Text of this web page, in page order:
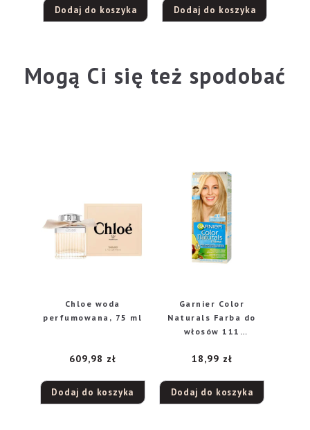
Dodaj do koszyka Dodaj do koszyka
Mogą Ci się też spodobać
Chloe woda
perfumowana, 75 ml
609,98 zł
Dodaj do koszyka
Garnier Color
Naturals Farba do
włosów 111
Blond
18,99 zł
Dodaj do koszyka